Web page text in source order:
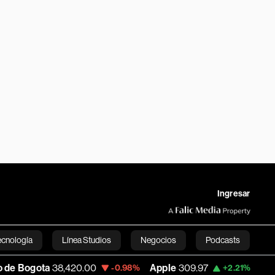
Ingresar
Línea Studios Negocios Podcasts
English-0.98% Apple 309.97 +2.21% USD COP